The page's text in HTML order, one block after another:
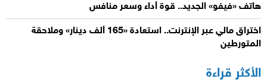
هاتف «فيفو» الجديد.. قوة أداء وسعر منافس
اختراق مالي عبر الإنترنت.. استعادة «165 ألف دينار» وملاحقة
المتورطين
الأكثر قراءة